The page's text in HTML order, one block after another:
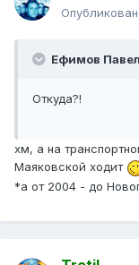
Ефимов
Откуда?!
хм, а на
Маяковской ходит
*а от 2004 - до